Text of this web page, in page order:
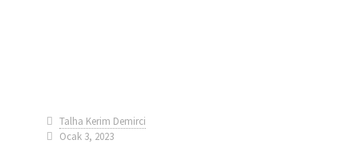
Talha Kerim Demirci
Ocak 3, 2023